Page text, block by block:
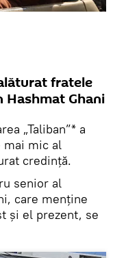
fratele
Hashmat Ghani
„Taliban”* a
mai mic al
credință.
senior al
care menține
și el prezent, se